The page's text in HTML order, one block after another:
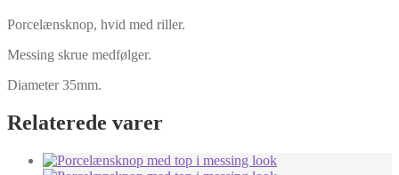
Porcelænsknop, hvid med riller.
Messing skrue medfølger.
Diameter 35mm.
Relaterede varer